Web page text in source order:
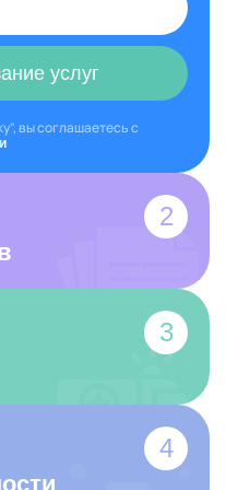
услуг
вы соглашаетесь с